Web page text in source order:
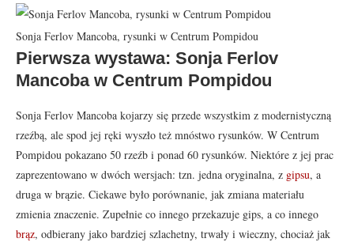
Sonja Ferlov Mancoba, rysunki w Centrum Pompidou
Pierwsza wystawa: Sonja Ferlov
Mancoba w Centrum Pompidou
Sonja Ferlov Mancoba kojarzy się przede wszystkim z modernistyczną
rzeźbą, ale spod jej ręki wyszło też mnóstwo rysunków. W Centrum
Pompidou pokazano 50 rzeźb i ponad 60 rysunków. Niektóre z jej prac
zaprezentowano w dwóch wersjach: tzn. jedna oryginalna, z gipsu, a
druga w brązie. Ciekawe było porównanie, jak zmiana materiału
zmienia znaczenie. Zupełnie co innego przekazuje gips, a co innego
brąz, odbierany jako bardziej szlachetny, trwały i wieczny, chociaż jak